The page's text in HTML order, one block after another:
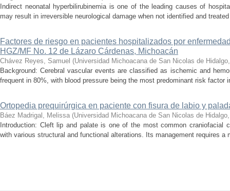
Indirect neonatal hyperbilirubinemia is one of the leading causes of
may result in irreversible neurological damage when not identified and
Factores de riesgo en pacientes hospitalizados por
HGZ/MF No. 12 de Lázaro Cárdenas, Michoacán
Chávez Reyes, Samuel (Universidad Michoacana de San Nicolas de Hidalgo
Background: Cerebral vascular events are classified as ischemic and
frequent in 80%, with blood pressure being the most predominant risk factor
Ortopedia prequirúrgica en paciente con fisura de labio y
Báez Madrigal, Melissa (Universidad Michoacana de San Nicolas de Hidalgo
Introduction: Cleft lip and palate is one of the most common craniofacial
with various structural and functional alterations. Its management requires a